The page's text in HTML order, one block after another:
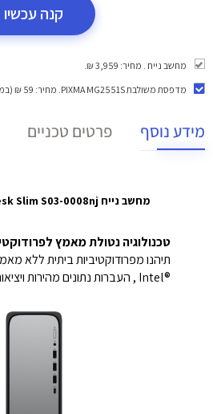
קנה עכשיו
מחשב נייח . מחיר: 3,959 ₪.
מדפסת משולבת PIXMA MG2551S
. מחיר: 59 ₪ (במקום 169 ₪).
מידע נוסף פרטים טכניים
מחשב נייח OmniDesk Slim S03-0008nj מבית HP
טכנולוגיה נטולת מאמץ
תיהנו מפרודוקטיביות ביתית ללא
Intel®‎‏ , העברות נתונים מהירות ויציאות נגישות.